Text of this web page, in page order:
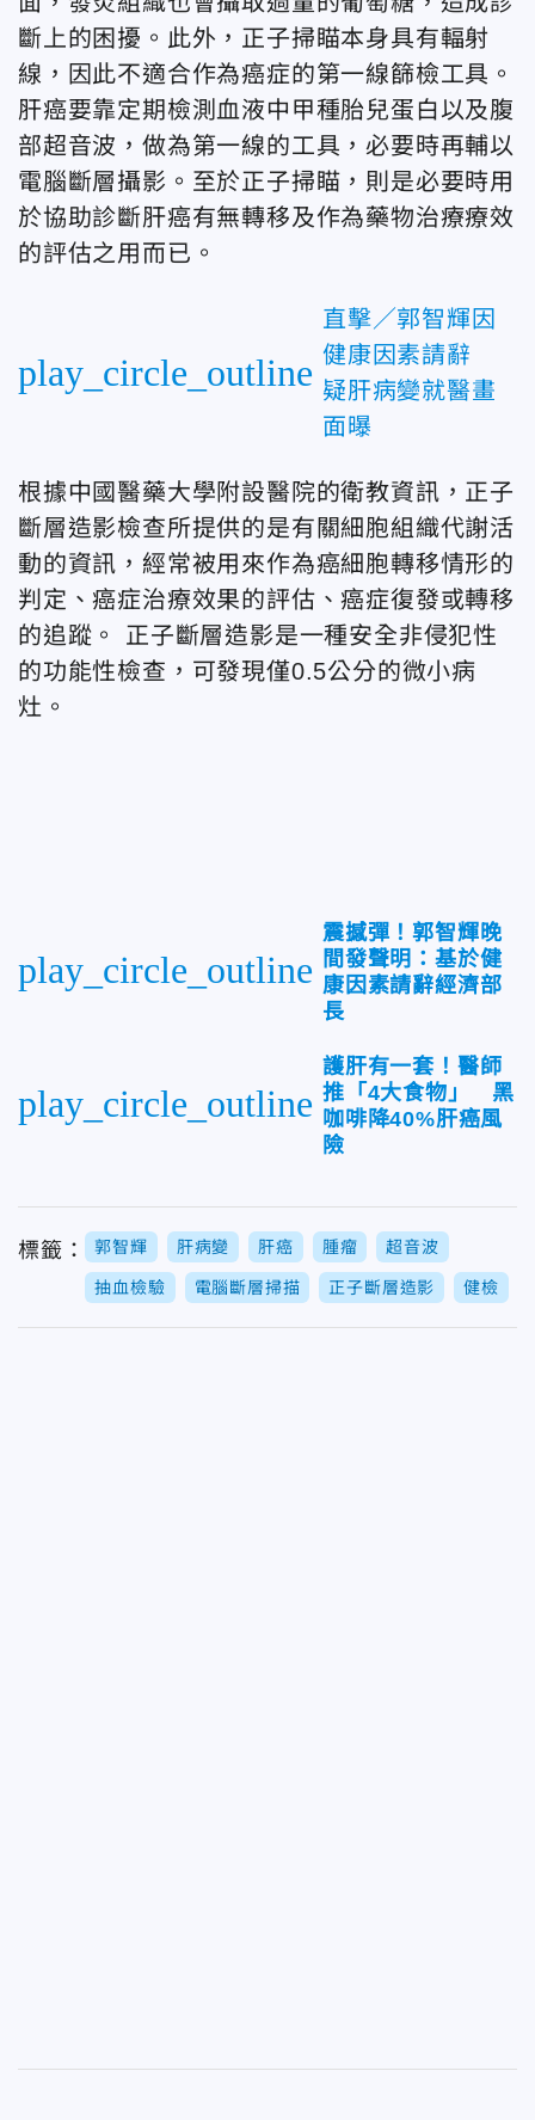
斷上的困擾。此外，正子掃瞄本身具有輻射
線，因此不適合作為癌症的第一線篩檢工具。
肝癌要靠定期檢測血液中甲種胎兒蛋白以及腹
部超音波，做為第一線的工具，必要時再輔以
電腦斷層攝影。至於正子掃瞄，則是必要時用
於協助診斷肝癌有無轉移及作為藥物治療療效
的評估之用而已。
play_circle_outline
直擊／郭智輝因
健康因素請辭
疑肝病變就醫畫
面曝
根據中國醫藥大學附設醫院的衛教資訊，正子
斷層造影檢查所提供的是有關細胞組織代謝活
動的資訊，經常被用來作為癌細胞轉移情形的
判定、癌症治療效果的評估、癌症復發或轉移
的追蹤。 正子斷層造影是一種安全非侵犯性
的功能性檢查，可發現僅0.5公分的微小病
灶。
play_circle_outline
震撼彈！郭智輝晚
間發聲明：基於健
康因素請辭經濟部
長
play_circle_outline
護肝有一套！醫師
推「4大食物」 黑
咖啡降40%肝癌風
險
標籤： 郭智輝 肝病變 肝癌 腫瘤 超音波
抽血檢驗 電腦斷層掃描 正子斷層造影 健檢